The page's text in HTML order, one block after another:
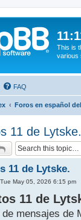
This is
various
FAQ
Foros en español del
11 de Lytske.
11 de Lytske.
Tue May 05, 2026 6:15 pm
11 de
mensajes de